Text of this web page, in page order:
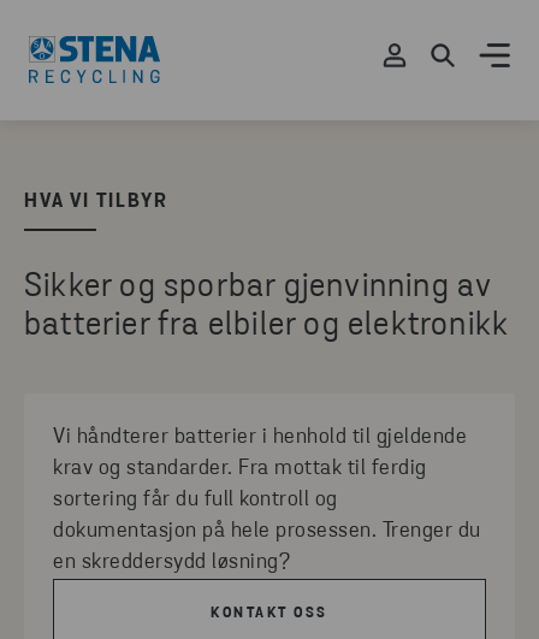
HVA VI TILBYR
Sikker og sporbar gjenvinning av
batterier fra elbiler og elektronikk
Vi håndterer batterier i henhold til gjeldende
krav og standarder. Fra mottak til ferdig
sortering får du full kontroll og
dokumentasjon på hele prosessen. Trenger du
en skreddersydd løsning?
KONTAKT OSS